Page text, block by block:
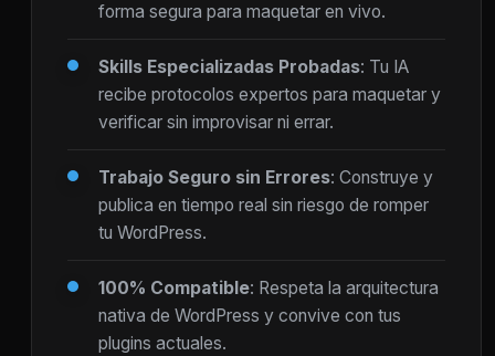
forma segura para maquetar en vivo.
Skills Especializadas Probadas: Tu IA
recibe protocolos expertos para maquetar y
verificar sin improvisar ni errar.
Trabajo Seguro sin Errores: Construye y
publica en tiempo real sin riesgo de romper
tu WordPress.
100% Compatible: Respeta la arquitectura
nativa de WordPress y convive con tus
plugins actuales.